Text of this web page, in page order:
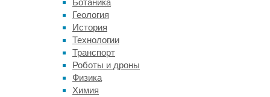
Ботаника
Геология
История
Технологии
Транспорт
Роботы и дроны
Физика
Химия
рассказал
Уильям
Рейес.
Проанализировав
особенности
строения